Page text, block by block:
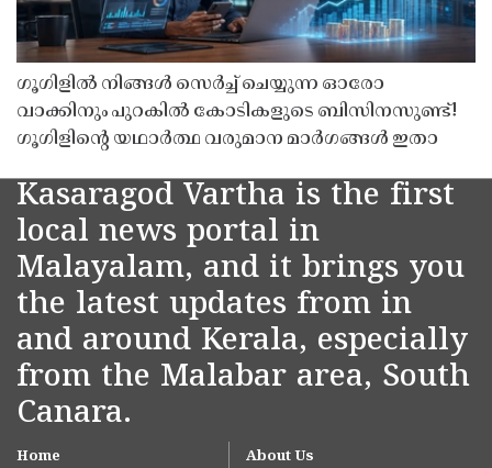
ഗൂഗിളിൽ നിങ്ങൾ സെർച്ച് ചെയ്യുന്ന ഓരോ
വാക്കിനും പുറകിൽ കോടികളുടെ ബിസിനസുണ്ട്!
ഗൂഗിളിന്റെ യഥാർത്ഥ വരുമാന മാർഗങ്ങൾ ഇതാ
Kasaragod Vartha is the first
local news portal in
Malayalam, and it brings you
the latest updates from in
and around Kerala, especially
from the Malabar area, South
Canara.
Home
About Us